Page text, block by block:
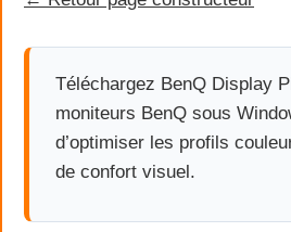
Téléchargez BenQ Display
moniteurs BenQ sous
d’optimiser les profils
de confort visuel.